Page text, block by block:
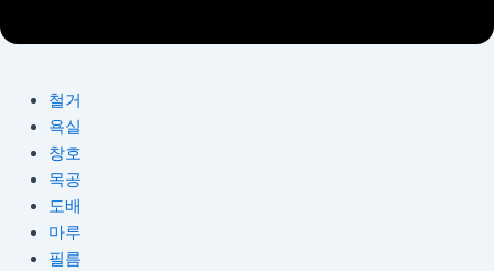
철거
욕실
창호
목공
도배
마루
필름